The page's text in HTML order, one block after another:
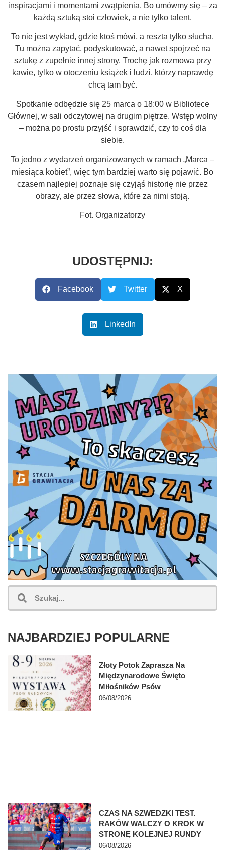
inspiracjami i momentami zwątpienia. Bo umówmy się – za
każdą sztuką stoi człowiek, a nie tylko talent.
To nie jest wykład, gdzie ktoś mówi, a reszta tylko słucha.
Tu można zapytać, podyskutować, a nawet spojrzeć na
sztukę z zupełnie innej strony. Trochę jak rozmowa przy
kawie, tylko w otoczeniu książek i ludzi, którzy naprawdę
chcą tam być.
Spotkanie odbędzie się 25 marca o 18:00 w Bibliotece
Głównej, w sali odczytowej na drugim piętrze. Wstęp wolny
– można po prostu przyjść i sprawdzić, czy to coś dla
siebie.
To jedno z wydarzeń organizowanych w ramach „Marca –
miesiąca kobiet”, więc tym bardziej warto się pojawić. Bo
czasem najlepiej poznaje się czyjąś historię nie przez
obrazy, ale przez słowa, które za nimi stoją.
Fot. Organizatorzy
UDOSTĘPNIJ:
Facebook Twitter X
LinkedIn
NAJBARDZIEJ POPULARNE
Złoty Potok Zaprasza Na
Międzynarodowe Święto
Miłośników Psów
06/08/2026
CZAS NA SZWEDZKI TEST.
RAKÓW WALCZY O KROK W
STRONĘ KOLEJNEJ RUNDY
06/08/2026